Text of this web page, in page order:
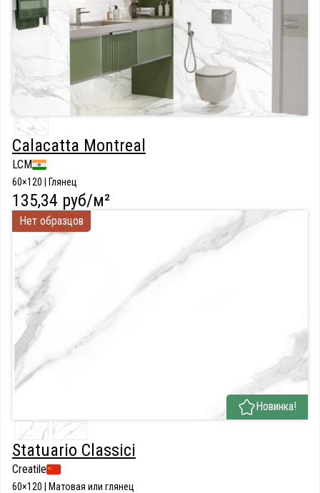
Calacatta Montreal
LCM
60×120 | Глянец
135,34 руб/м²
Нет образцов
Новинка!
Statuario Classici
Creatile
60×120 | Матовая или глянец